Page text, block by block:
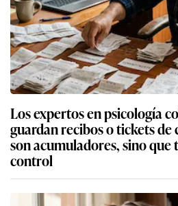
Los expertos en psicología
guardan recibos o tickets de
son acumuladores, sino que
control